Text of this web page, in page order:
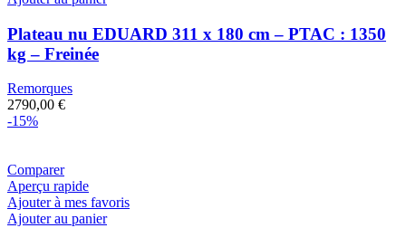
Plateau nu EDUARD 311 x 180 cm – PTAC : 1350
kg – Freinée
Remorques
2790,00 €
-15%
Comparer
Aperçu rapide
Ajouter à mes favoris
Ajouter au panier